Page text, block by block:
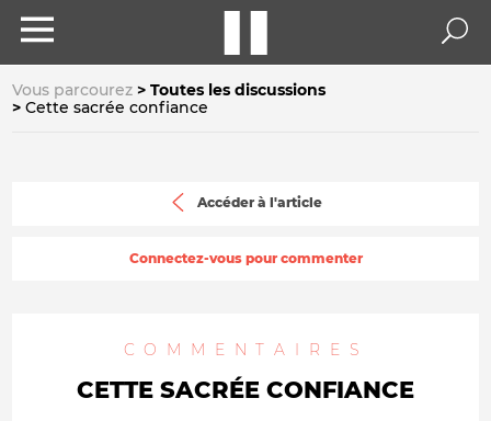
Vous parcourez
Toutes les discussions
Cette sacrée confiance
Accéder à l'article
Connectez-vous pour commenter
COMMENTAIRES
CETTE SACRÉE CONFIANCE